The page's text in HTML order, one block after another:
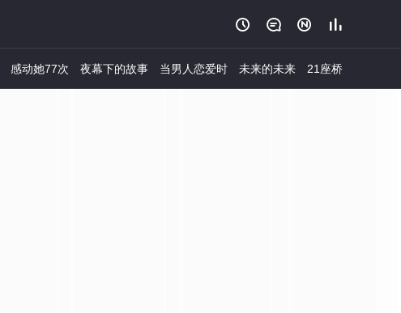
   
感动她77次 夜幕下的故事 当男人恋爱时 未来的未来 21座桥